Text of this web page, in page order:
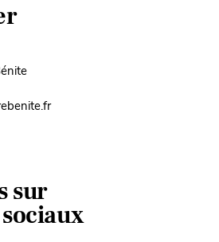
sur